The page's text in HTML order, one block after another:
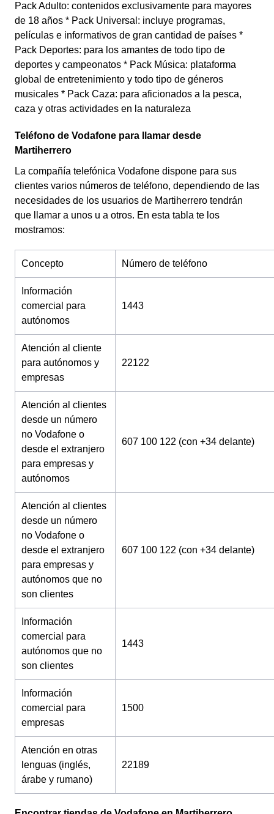
Pack Adulto: contenidos exclusivamente para mayores
de 18 años * Pack Universal: incluye programas,
películas e informativos de gran cantidad de países *
Pack Deportes: para los amantes de todo tipo de
deportes y campeonatos * Pack Música: plataforma
global de entretenimiento y todo tipo de géneros
musicales * Pack Caza: para aficionados a la pesca,
caza y otras actividades en la naturaleza
Teléfono de Vodafone para llamar desde
Martiherrero
La compañía telefónica Vodafone dispone para sus
clientes varios números de teléfono, dependiendo de las
necesidades de los usuarios de Martiherrero tendrán
que llamar a unos u a otros. En esta tabla te los
mostramos:
Concepto Número de teléfono
Información
comercial para
autónomos
1443
Atención al cliente
para autónomos y
empresas
22122
Atención al clientes
desde un número
no Vodafone o
desde el extranjero
para empresas y
autónomos
607 100 122 (con +34 delante)
Atención al clientes
desde un número
no Vodafone o
desde el extranjero
para empresas y
autónomos que no
son clientes
607 100 122 (con +34 delante)
Información
comercial para
autónomos que no
son clientes
1443
Información
comercial para
empresas
1500
Atención en otras
lenguas (inglés,
árabe y rumano)
22189